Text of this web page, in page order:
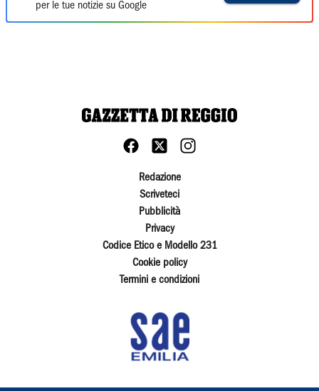
per le tue notizie su Google
Redazione
Scriveteci
Pubblicità
Privacy
Codice Etico e Modello 231
Cookie policy
Termini e condizioni